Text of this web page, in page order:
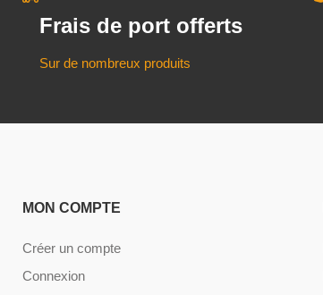
Frais de port offerts
Sur de nombreux produits
MON COMPTE
Créer un compte
Connexion